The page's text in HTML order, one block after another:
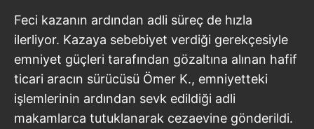
Feci kazanın ardından adli süreç de hızla
ilerliyor. Kazaya sebebiyet verdiği gerekçesiyle
emniyet güçleri tarafından gözaltına alınan hafif
ticari aracın sürücüsü Ömer K., emniyetteki
işlemlerinin ardından sevk edildiği adli
makamlarca tutuklanarak cezaevine gönderildi.